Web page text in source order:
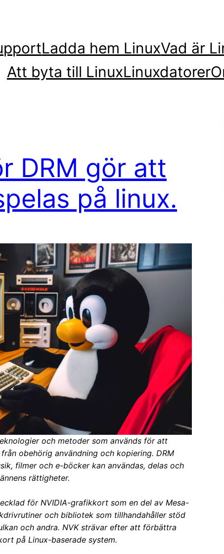
Ladda hem LinuxVad är
Att byta till LinuxLinuxdatorer
DRM gör att
på linux.
och metoder som används för att
obehörig användning och kopiering. DRM
filmer och e-böcker kan användas, delas och
rättigheter.
för NVIDIA-grafikkort som en del av Mesa-
och bibliotek som tillhandahåller stöd
och andra. NVK strävar efter att förbättra
på Linux-baserade system.